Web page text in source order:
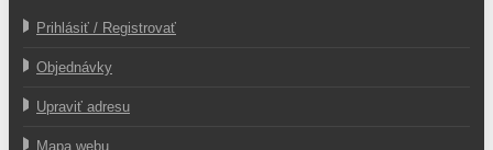
Prihlásiť / Registrovať
Objednávky
Upraviť adresu
Mapa webu